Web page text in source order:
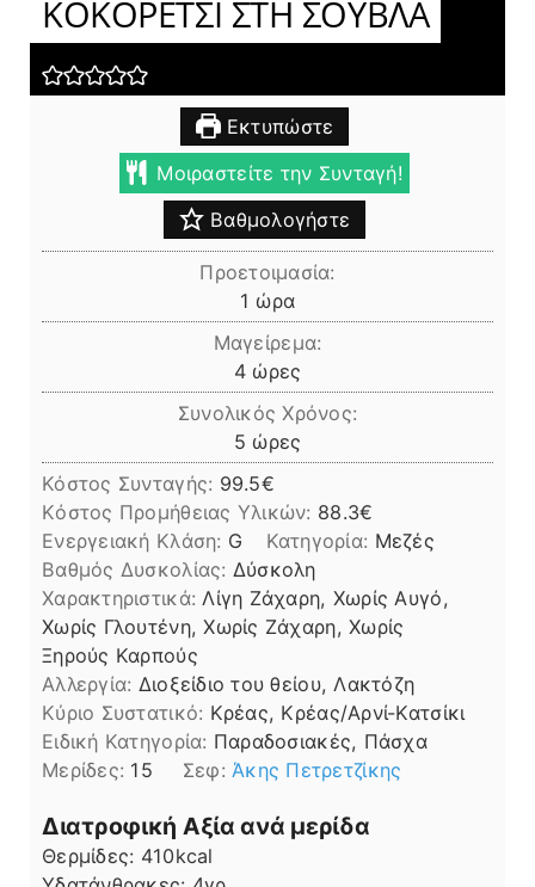
ΚΟΚΟΡΕΤΣΙ ΣΤΗ ΣΟΥΒΛΑ
Εκτυπώστε
Μοιραστείτε την Συνταγή!
Βαθμολογήστε
Προετοιμασία:
1 ώρα
ώρα
Μαγείρεμα:
4ώρες
ώρες
Συνολικός Χρόνος:
5ώρες
ώρες
Κόστος Συνταγής: 99.5€
Kόστος Προμήθειας Υλικών: 88.3
Ενεργειακή Κλάση: G Κατηγορία: Μεζές
Βαθμός Δυσκολίας: Δύσκολη
Χαρακτηριστικά: Λίγη Ζάχαρη, Χωρίς Αυγό,
Χωρίς Γλουτένη, Χωρίς Ζάχαρη, Χωρίς
Ξηρούς Καρπούς
Αλλεργία: Διοξείδιο του θείου, Λακτόζη
Kύριο Συστατικό: Κρέας, Κρέας/Αρνί-Κατσίκι
Ειδική Κατηγορία: Παραδοσιακές, Πάσχα
Μερίδες: 15 Σεφ: Άκης Πετρετζίκης
Διατροφική Αξία ανά μερίδα
Θερμίδες: 410kcal